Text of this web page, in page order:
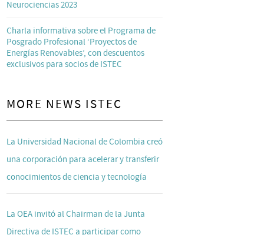
Neurociencias 2023
Charla informativa sobre el Programa de
Posgrado Profesional ‘Proyectos de
Energías Renovables’, con descuentos
exclusivos para socios de ISTEC
MORE NEWS ISTEC
La Universidad Nacional de Colombia creó
una corporación para acelerar y transferir
conocimientos de ciencia y tecnología
La OEA invitó al Chairman de la Junta
Directiva de ISTEC a participar como